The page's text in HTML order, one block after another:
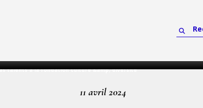
talents à la fondation culture &amp; diversité
11 avril 2024